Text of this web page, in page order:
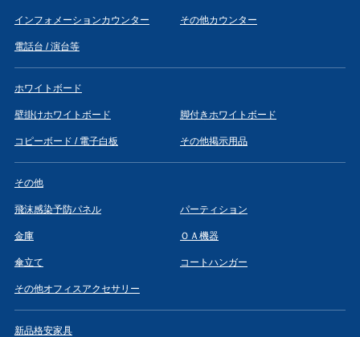
インフォメーションカウンター その他カウンター
電話台 / 演台等
ホワイトボード
壁掛けホワイトボード 脚付きホワイトボード
コピーボード / 電子白板 その他掲示用品
その他
飛沫感染予防パネル パーティション
金庫 ＯＡ機器
傘立て コートハンガー
その他オフィスアクセサリー
新品格安家具